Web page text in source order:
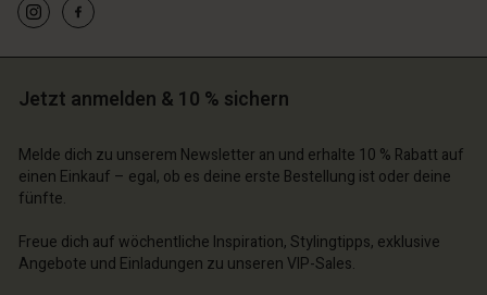
finden
| Ein Land auswählen
finden
| Ein Land auswählen
Konto
| Ein Land auswählen
finden
finden
| Ein Land auswählen
| Ein Land auswählen
| Ein Land auswählen
Jetzt anmelden & 10 % sichern
Melde dich zu unserem Newsletter an und erhalte 10 % Rabatt auf
einen Einkauf – egal, ob es deine erste Bestellung ist oder deine
fünfte.
Freue dich auf wöchentliche Inspiration, Stylingtipps, exklusive
Angebote und Einladungen zu unseren VIP-Sales.